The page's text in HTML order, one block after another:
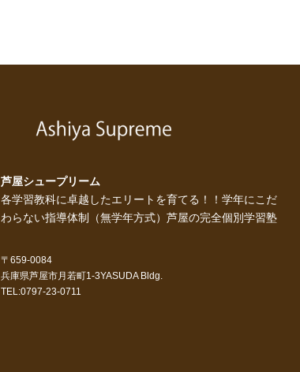
芦屋シュープリーム
各学習教科に卓越したエリートを育てる！！学年にこだ
わらない指導体制（無学年方式）芦屋の完全個別学習塾
〒659-0084
兵庫県芦屋市月若町1-3YASUDA Bldg.
TEL:0797-23-0711